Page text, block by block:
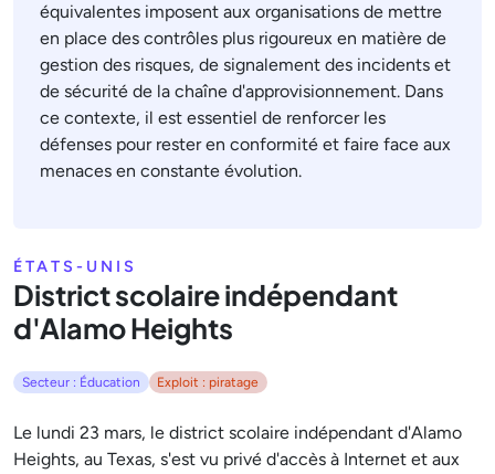
équivalentes imposent aux organisations de mettre
en place des contrôles plus rigoureux en matière de
gestion des risques, de signalement des incidents et
de sécurité de la chaîne d'approvisionnement. Dans
ce contexte, il est essentiel de renforcer les
défenses pour rester en conformité et faire face aux
menaces en constante évolution.
ÉTATS-UNIS
District scolaire indépendant
d'Alamo Heights
Secteur : Éducation Exploit : piratage
Le lundi 23 mars, le district scolaire indépendant d'Alamo
Heights, au Texas, s'est vu privé d'accès à Internet et aux